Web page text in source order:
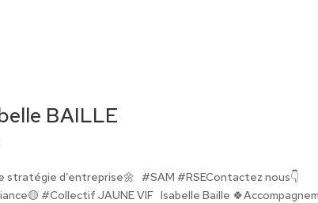
BAILLE
d’entreprise🌼 #SAM #RSEContactez nous👇
#Collectif JAUNE VIF Isabelle Baille